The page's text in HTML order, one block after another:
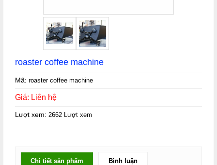
roaster coffee machine
Mã: roaster coffee machine
Giá: Liên hệ
Lượt xem: 2662 Lượt xem
Chi tiết sản phẩm Bình luận